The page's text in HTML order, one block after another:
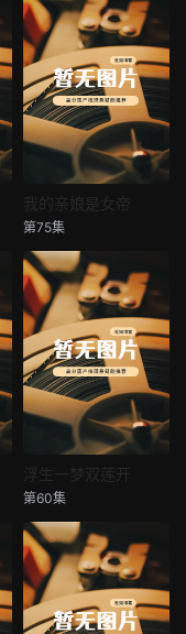
我的亲娘是女帝
第75集
浮生一梦双莲开
浮生一梦双莲开
第60集